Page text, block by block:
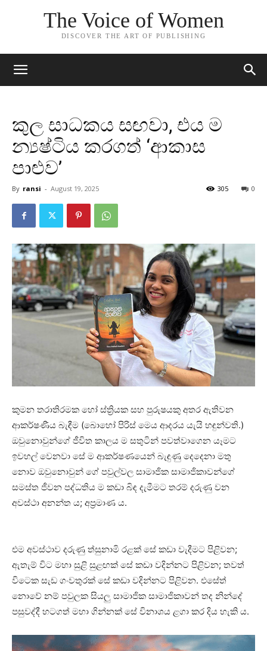
The Voice of Women
DISCOVER THE ART OF PUBLISHING
කුල සාධකය සඟවා, එය ම
න්‍යෂ්ටිය කරගත් ‘ආකාස
පාළුව’
By ransi - August 19, 2025 0
305
කුමන තරාතිරමක හෝ ස්ත්‍රියක සහ පුරුෂයකු අතර ඇතිවන
ආකර්ෂණීය බැඳීම (බොහෝ පිරිස් මෙය ආදරය යැයි හඳුන්වති.)
ඔවුනොවුන්ගේ ජීවිත කාලය ම සතුටින් පවත්වාගෙන යෑමට
ඉවහල් වෙනවා සේ ම ආකර්ෂණයෙන් බැඳුණු දෙදෙනා මතු
නොව ඔවුනොවුන් ගේ පවුල්වල සාමාජික සාමාජිකාවන්ගේ
සමස්ත ජීවන පද්ධතිය ම කඩා බිඳ දැමීමට තරම් දරුණු වන
අවස්ථා අනන්ත ය; අප්‍රමාණ ය.
එම අවස්ථාව දරුණු ත්සුනාමි රළක් සේ කඩා වැදීමට පිළිවන;
ඇතැම් විට මහා සුළි සුළඟක් සේ කඩා වදින්නට පිළිවන; තවත්
විටෙක සැඩ ගංවතුරක් සේ කඩා වදින්නට පිළිවන. එසේත්
නොවේ නම් පවුලක සියලු සාමාජික සාමාජිකාවන් තද නින්දේ
පසුවද්දී හටගත් මහා ගින්නක් සේ විනාශය ළගා කර දිය හැකි ය.